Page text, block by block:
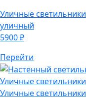
Уличные светильники
уличный
5900₽
Перейти
Уличные светильники
Уличные светильники